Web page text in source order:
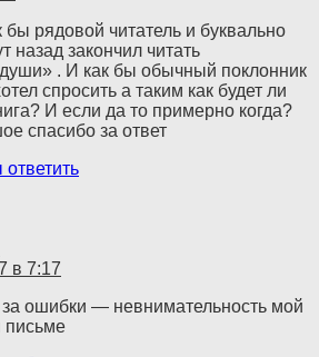
бы рядовой читатель и буквально
назад закончил читать
. И как бы обычный поклонник
спросить а таким как будет ли
И если да то примерно когда?
спасибо за ответ
в 7:17
за ошибки — невнимательность мой
письме